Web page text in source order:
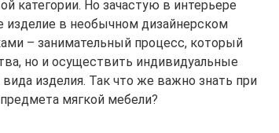
категории. Но зачастую в интерьере
изделие в необычном дизайнерском
– занимательный процесс, который
но и осуществить индивидуальные
изделия. Так что же важно знать при
мягкой мебели?